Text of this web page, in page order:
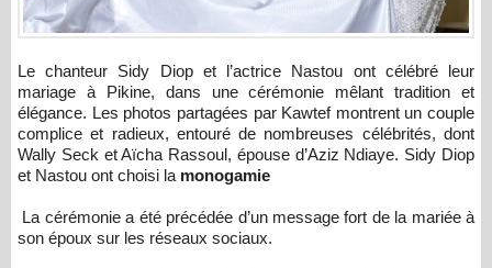
Le chanteur Sidy Diop et l’actrice Nastou ont célébré leur
mariage à Pikine, dans une cérémonie mêlant tradition et
élégance. Les photos partagées par Kawtef montrent un couple
complice et radieux, entouré de nombreuses célébrités, dont
Wally Seck et Aïcha Rassoul, épouse d’Aziz Ndiaye. Sidy Diop
et Nastou ont choisi la monogamie
La cérémonie a été précédée d’un message fort de la mariée à
son époux sur les réseaux sociaux.